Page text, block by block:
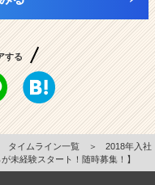
する
タイムライン一覧 ＞
2018年入社
未経験スタート！随時募集！】